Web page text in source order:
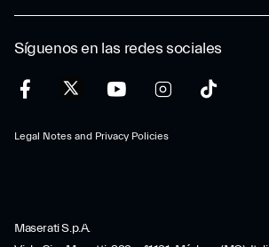
Síguenos en las redes sociales
Legal Notes and Privacy Policies
Maserati S.p.A.